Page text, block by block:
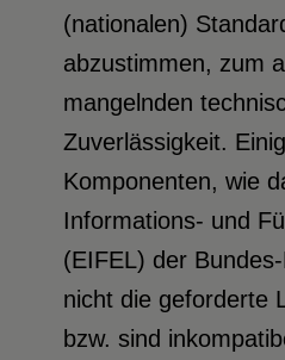
(nationalen)
abzustimmen, zum
mangelnden
Zuverlässigkeit.
Komponenten, wie
Informations- und
(EIFEL) der
nicht die geforderte
bzw. sind